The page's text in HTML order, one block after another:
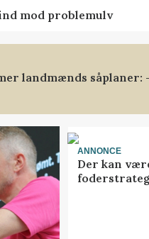
mod problemulv
landmænds såplaner:
ANNONCE
Der kan